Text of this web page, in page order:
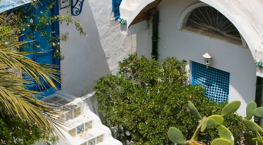
Patrimoine et demeures de charme - Lumière sur
l'histoire tunisienne
Associer partout le charme de l’étape et la valeur patrimoniale
inestimable des monuments et des sites, en compagnie de guides
éclairés
8 jours, de CHF 2500 à CHF 3400